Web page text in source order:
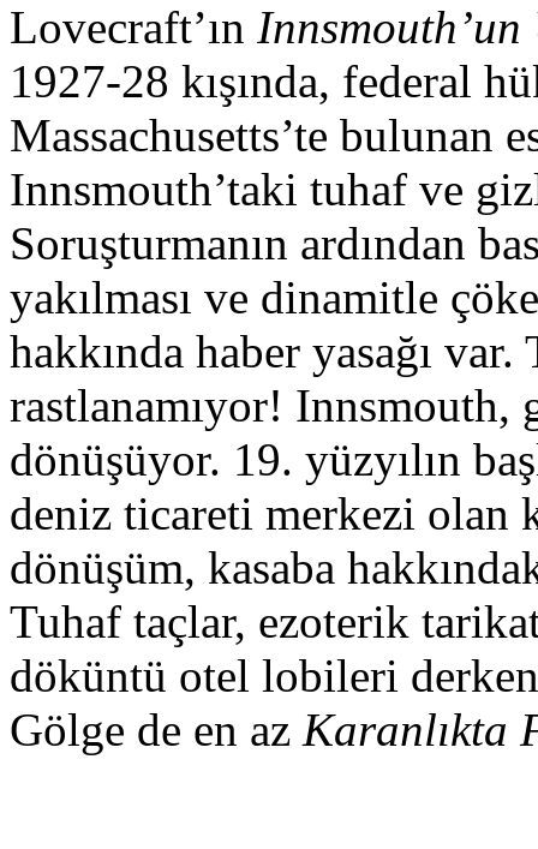
Lovecraft’ın
1927-28 kışında, federal
Massachusetts’te bulunan
Innsmouth’taki tuhaf ve
Soruşturmanın ardından
yakılması ve dinamitle
hakkında haber yasağı
rastlanamıyor!
dönüşüyor. 19. yüzyılın
deniz ticareti merkezi olan
dönüşüm, kasaba
Tuhaf taçlar, ezoterik
döküntü otel lobileri
Gölge de en az Karanlıkta